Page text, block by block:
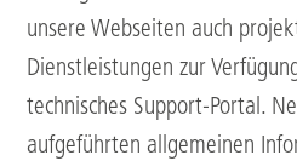
unsere Webseiten auch
Dienstleistungen zur
technisches Support-Portal.
aufgeführten allgemeinen